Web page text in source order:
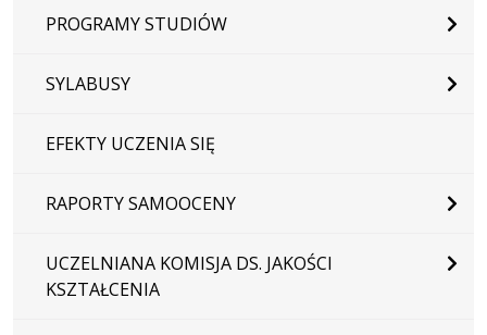
PROGRAMY STUDIÓW
SYLABUSY
EFEKTY UCZENIA SIĘ
RAPORTY SAMOOCENY
UCZELNIANA KOMISJA DS. JAKOŚCI
KSZTAŁCENIA